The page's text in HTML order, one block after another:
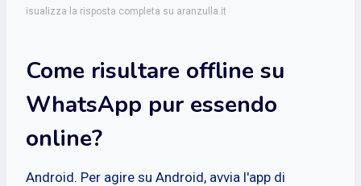
isualizza la risposta completa su aranzulla.it
Come risultare offline su
WhatsApp pur essendo
online?
Android. Per agire su Android, avvia l'app di